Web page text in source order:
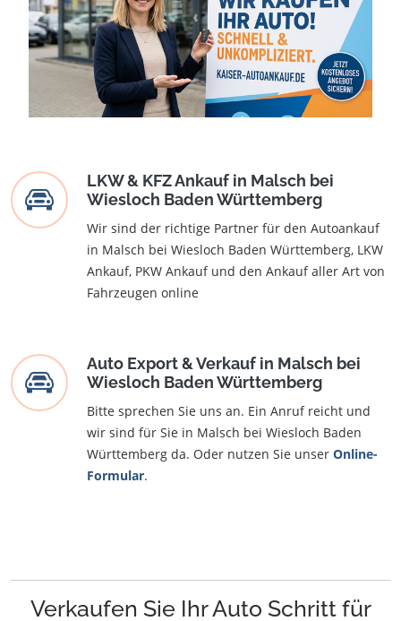
LKW & KFZ Ankauf in Malsch bei
Wiesloch Baden Württemberg
Wir sind der richtige Partner für den Autoankauf
in Malsch bei Wiesloch Baden Württemberg, LKW
Ankauf, PKW Ankauf und den Ankauf aller Art von
Fahrzeugen online
Auto Export & Verkauf in Malsch bei
Wiesloch Baden Württemberg
Bitte sprechen Sie uns an. Ein Anruf reicht und
wir sind für Sie in Malsch bei Wiesloch Baden
Württemberg da. Oder nutzen Sie unser Online-
Formular.
Verkaufen Sie Ihr Auto Schritt für